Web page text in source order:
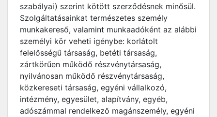
szabályai) szerint kötött szerződésnek minősül.
Szolgáltatásainkat természetes személy
munkakereső, valamint munkaadóként az alábbi
személyi kör veheti igénybe: korlátolt
felelősségű társaság, betéti társaság,
zártkörűen működő részvénytársaság,
nyilvánosan működő részvénytársaság,
közkereseti társaság, egyéni vállalkozó,
intézmény, egyesület, alapítvány, egyéb,
adószámmal rendelkező magánszemély, egyéni